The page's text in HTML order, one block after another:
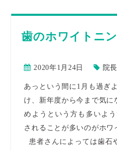
歯のホワイトニ
2020年1月24日 院
あっという間に1月も過ぎ
け、新年度から今まで気
めようという方も多いよ
されることが多いのがホワ
患者さんによっては歯石